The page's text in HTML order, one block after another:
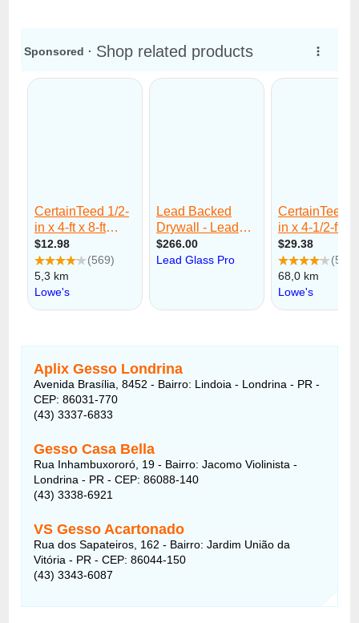
Aplix Gesso Londrina
Avenida Brasília, 8452 - Bairro: Lindoia - Londrina - PR -
CEP: 86031-770
(43) 3337-6833
Gesso Casa Bella
Rua Inhambuxororó, 19 - Bairro: Jacomo Violinista -
Londrina - PR - CEP: 86088-140
(43) 3338-6921
VS Gesso Acartonado
Rua dos Sapateiros, 162 - Bairro: Jardim União da
Vitória - PR - CEP: 86044-150
(43) 3343-6087